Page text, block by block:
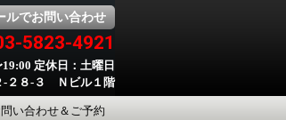
ルでお問い合わせ
5823-4921
定休日：土曜日
-２８-３ Ｎビル１階
い合わせ＆ご予約